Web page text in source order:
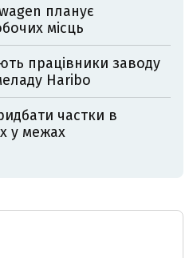
планує
місць
працівники заводу
Haribo
частки в
у межах